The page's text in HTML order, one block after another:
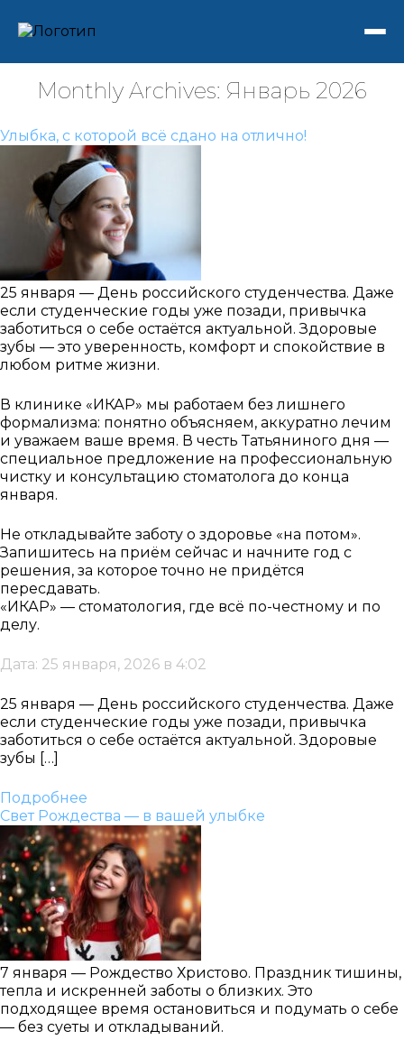
Monthly Archives: Январь 2026
Улыбка, с которой всё сдано на отлично!
25 января — День российского студенчества. Даже
если студенческие годы уже позади, привычка
заботиться о себе остаётся актуальной. Здоровые
зубы — это уверенность, комфорт и спокойствие в
любом ритме жизни.
В клинике «ИКАР» мы работаем без лишнего
формализма: понятно объясняем, аккуратно лечим
и уважаем ваше время. В честь Татьяниного дня —
специальное предложение на профессиональную
чистку и консультацию стоматолога до конца
января.
Не откладывайте заботу о здоровье «на потом».
Запишитесь на приём сейчас и начните год с
решения, за которое точно не придётся
пересдавать.
«ИКАР» — стоматология, где всё по-честному и по
делу.
Дата: 25 января, 2026 в 4:02
25 января — День российского студенчества. Даже
если студенческие годы уже позади, привычка
заботиться о себе остаётся актуальной. Здоровые
зубы […]
Подробнее
Свет Рождества — в вашей улыбке
7 января — Рождество Христово. Праздник тишины,
тепла и искренней заботы о близких. Это
подходящее время остановиться и подумать о себе
— без суеты и откладываний.